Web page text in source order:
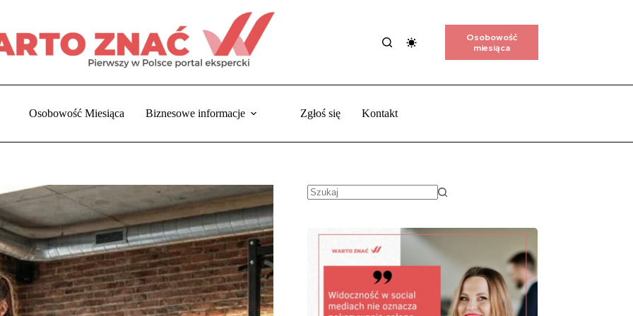
Osobowość
miesiąca
Osobowość Miesiąca Biznesowe informacje Zgłoś się Kontakt